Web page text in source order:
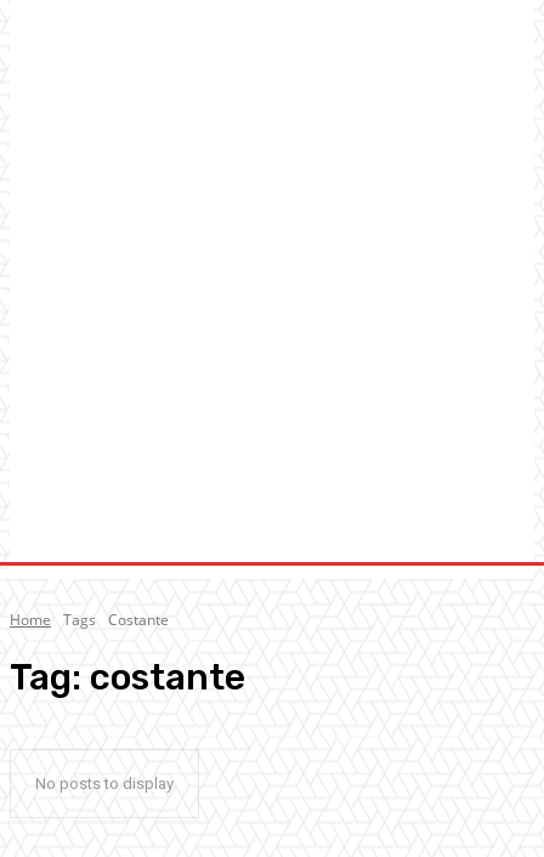
Home Tags Costante
Tag: costante
No posts to display